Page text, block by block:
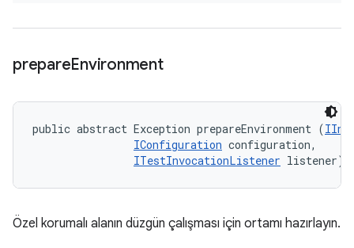
prepareEnvironment
public abstract Exception prepareEnvironment (
IConfiguration configuration,
ITestInvocationListener listener)
Özel korumalı alanın düzgün çalışması için ortamı hazırlayın.